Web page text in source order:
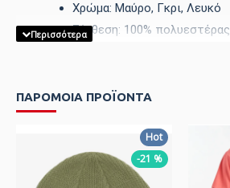
Χρώμα: Μαύρο, Γκρι, Λευκό
Σύνθεση: 100% πολυεστέρας
Αμάνικο σχέδιο για άνεση
Σχέδιο με ρίγες
ΠΑΡΟΜΟΙΑ ΠΡΟΪΟΝΤΑ
Hot
-21 %